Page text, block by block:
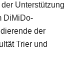
Unterstützung
DiMiDo-
der
Trier und